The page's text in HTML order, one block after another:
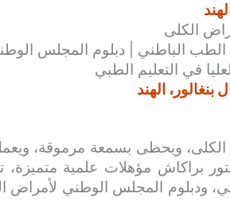
الكلى
الباطني | دبلوم المجلس
في التعليم الطبي
الهند
ويحظى بسمعة مرموقة،
براكاش مؤهلات علمية
ودبلوم المجلس الوطني لأمراض